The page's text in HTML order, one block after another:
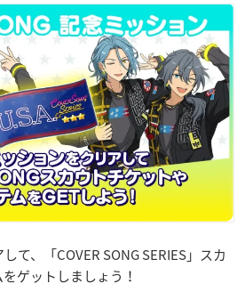
て、「COVER SONG SERIES」スカ
ゲットしましょう！